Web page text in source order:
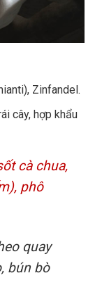
Zinfandel.
cây, hợp khẩu
cà chua,
phô
quay
bún bò